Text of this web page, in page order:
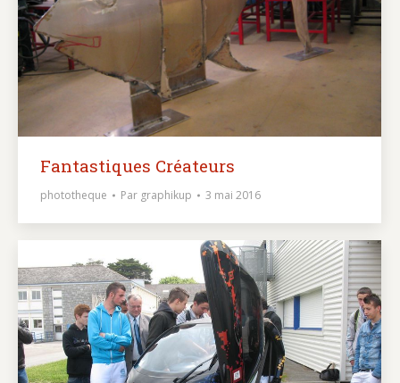
Fantastiques Créateurs
phototheque Par graphikup 3 mai 2016